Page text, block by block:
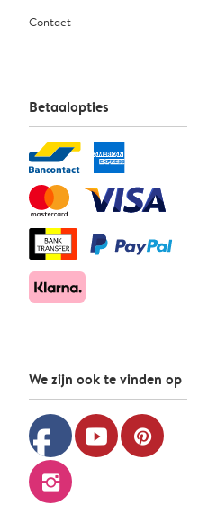
Contact
Betaalopties
We zijn ook te vinden op
facebook youtube pinterest
instagram